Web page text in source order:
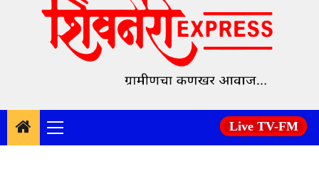
content
Primary
Menu
Live TV-FM